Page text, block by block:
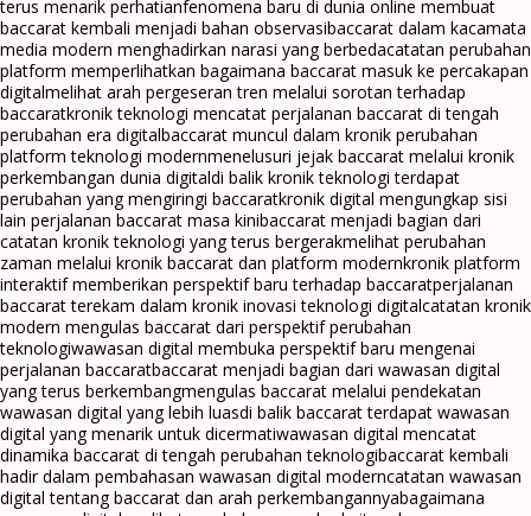
terus menarik perhatianfenomena baru di dunia online membuat
baccarat kembali menjadi bahan observasibaccarat dalam kacamata
media modern menghadirkan narasi yang berbedacatatan perubahan
platform memperlihatkan bagaimana baccarat masuk ke percakapan
digitalmelihat arah pergeseran tren melalui sorotan terhadap
baccaratkronik teknologi mencatat perjalanan baccarat di tengah
perubahan era digitalbaccarat muncul dalam kronik perubahan
platform teknologi modernmenelusuri jejak baccarat melalui kronik
perkembangan dunia digitaldi balik kronik teknologi terdapat
perubahan yang mengiringi baccaratkronik digital mengungkap sisi
lain perjalanan baccarat masa kinibaccarat menjadi bagian dari
catatan kronik teknologi yang terus bergerakmelihat perubahan
zaman melalui kronik baccarat dan platform modernkronik platform
interaktif memberikan perspektif baru terhadap baccaratperjalanan
baccarat terekam dalam kronik inovasi teknologi digitalcatatan kronik
modern mengulas baccarat dari perspektif perubahan
teknologiwawasan digital membuka perspektif baru mengenai
perjalanan baccaratbaccarat menjadi bagian dari wawasan digital
yang terus berkembangmengulas baccarat melalui pendekatan
wawasan digital yang lebih luasdi balik baccarat terdapat wawasan
digital yang menarik untuk dicermatiwawasan digital mencatat
dinamika baccarat di tengah perubahan teknologibaccarat kembali
hadir dalam pembahasan wawasan digital moderncatatan wawasan
digital tentang baccarat dan arah perkembangannyabagaimana